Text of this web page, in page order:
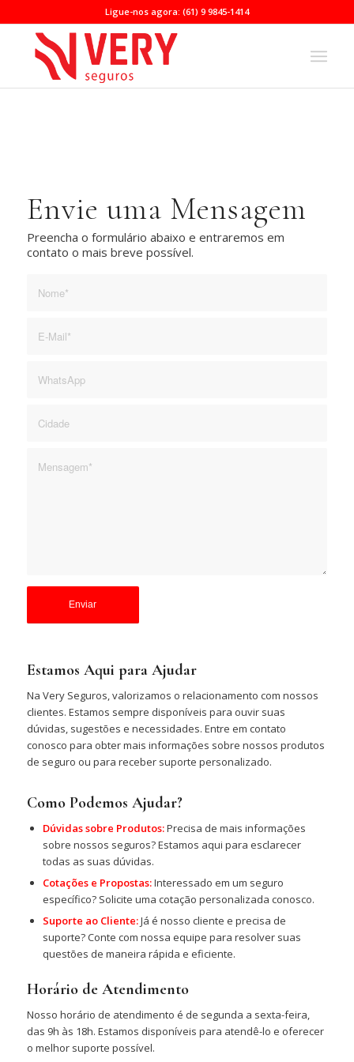
Ligue-nos agora: (61) 9 9845-1414
Envie uma Mensagem
Preencha o formulário abaixo e entraremos em
contato o mais breve possível.
Estamos Aqui para Ajudar
Na Very Seguros, valorizamos o relacionamento com nossos
clientes. Estamos sempre disponíveis para ouvir suas
dúvidas, sugestões e necessidades. Entre em contato
conosco para obter mais informações sobre nossos produtos
de seguro ou para receber suporte personalizado.
Como Podemos Ajudar?
Dúvidas sobre Produtos:Precisa de mais informações
sobre nossos seguros? Estamos aqui para esclarecer
todas as suas dúvidas.
Cotações e Propostas:Interessado em um seguro
específico? Solicite uma cotação personalizada conosco.
Suporte ao Cliente:Já é nosso cliente e precisa de
suporte? Conte com nossa equipe para resolver suas
questões de maneira rápida e eficiente.
Horário de Atendimento
Nosso horário de atendimento é de segunda a sexta-feira,
das 9h às 18h. Estamos disponíveis para atendê-lo e oferecer
o melhor suporte possível.